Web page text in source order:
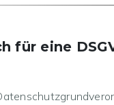
für eine